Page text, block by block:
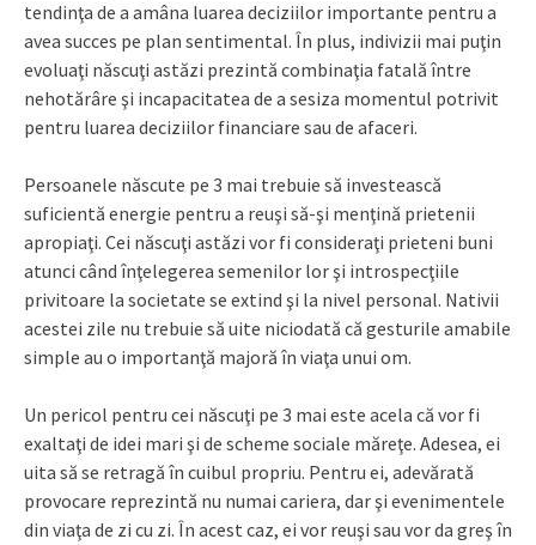
tendinţa de a amâna luarea deciziilor importante pentru a
avea succes pe plan sentimental. În plus, indivizii mai puţin
evoluaţi născuţi astăzi prezintă combinaţia fatală între
nehotărâre şi incapacitatea de a sesiza momentul potrivit
pentru luarea deciziilor financiare sau de afaceri.
Persoanele născute pe 3 mai trebuie să investească
suficientă energie pentru a reuşi să-şi menţină prietenii
apropiaţi. Cei născuţi astăzi vor fi consideraţi prieteni buni
atunci când înţelegerea semenilor lor şi introspecţiile
privitoare la societate se extind şi la nivel personal. Nativii
acestei zile nu trebuie să uite niciodată că gesturile amabile
simple au o importanţă majoră în viaţa unui om.
Un pericol pentru cei născuţi pe 3 mai este acela că vor fi
exaltaţi de idei mari şi de scheme sociale măreţe. Adesea, ei
uita să se retragă în cuibul propriu. Pentru ei, adevărată
provocare reprezintă nu numai cariera, dar şi evenimentele
din viaţa de zi cu zi. În acest caz, ei vor reuşi sau vor da greş în